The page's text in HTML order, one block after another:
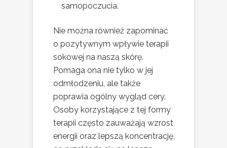
samopoczucia.
Nie można również zapominać
o pozytywnym wpływie terapii
sokowej na naszą skórę.
Pomaga ona nie tylko w jej
odmłodzeniu, ale także
poprawia ogólny wygląd cery.
Osoby korzystające z tej formy
terapii często zauważają wzrost
energii oraz lepszą koncentrację,